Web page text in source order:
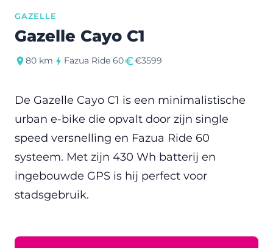
GAZELLE
Gazelle Cayo C1
80 km Fazua Ride 60 €3599
De Gazelle Cayo C1 is een minimalistische
urban e-bike die opvalt door zijn single
speed versnelling en Fazua Ride 60
systeem. Met zijn 430 Wh batterij en
ingebouwde GPS is hij perfect voor
stadsgebruik.